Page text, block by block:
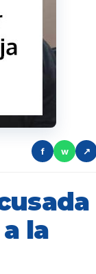
f w ↗
la